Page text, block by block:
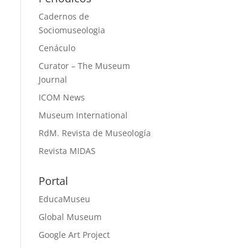
Cadernos de
Sociomuseologia
Cenáculo
Curator – The Museum
Journal
ICOM News
Museum International
RdM. Revista de Museología
Revista MIDAS
Portal
EducaMuseu
Global Museum
Google Art Project